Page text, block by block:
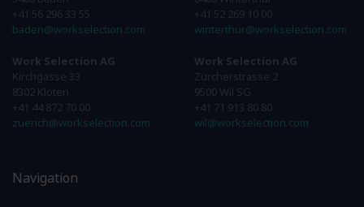
+41 56 296 33 55
baden@workselection.com
Work Selection AG
Kirchgasse 33
8302 Kloten
+41 44 872 70 00
zuerich@workselection.com
+41 52 269 10 00
winterthur@workselection.com
Work Selection AG
Zürcherstrasse 2
9500 Wil SG
+41 71 913 80 80
wil@workselection.com
Navigation